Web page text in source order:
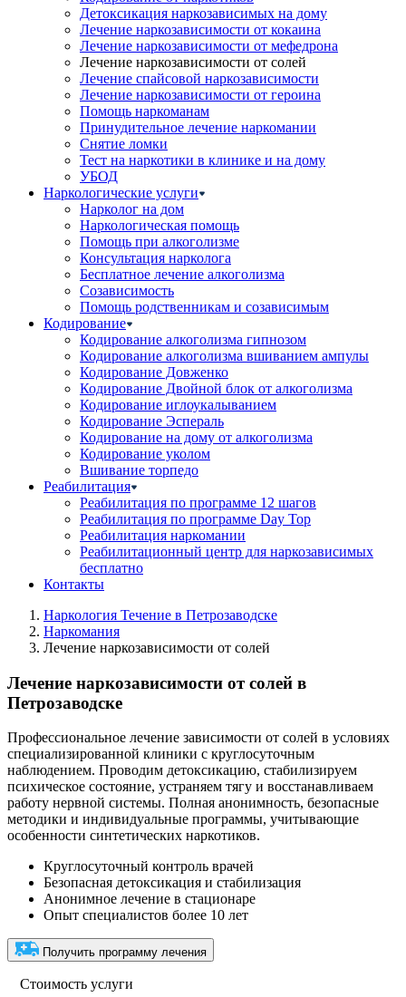
Детоксикация наркозависимых на дому
Лечение наркозависимости от кокаина
Лечение наркозависимости от мефедрона
Лечение наркозависимости от солей
Лечение спайсовой наркозависимости
Лечение наркозависимости от героина
Помощь наркоманам
Принудительное лечение наркомании
Снятие ломки
Тест на наркотики в клинике и на дому
УБОД
Наркологические услуги
Нарколог на дом
Наркологическая помощь
Помощь при алкоголизме
Консультация нарколога
Бесплатное лечение алкоголизма
Созависимость
Помощь родственникам и созависимым
Кодирование
Кодирование алкоголизма гипнозом
Кодирование алкоголизма вшиванием ампулы
Кодирование Довженко
Кодирование Двойной блок от алкоголизма
Кодирование иглоукалыванием
Кодирование Эспераль
Кодирование на дому от алкоголизма
Кодирование уколом
Вшивание торпедо
Реабилитация
Реабилитация по программе 12 шагов
Реабилитация по программе Day Top
Реабилитация наркомании
Реабилитационный центр для наркозависимых
бесплатно
Контакты
Наркология Течение в Петрозаводске
Наркомания
Лечение наркозависимости от солей
Лечение наркозависимости от солей в
Петрозаводске
Профессиональное лечение зависимости от солей в условиях
специализированной клиники с круглосуточным
наблюдением. Проводим детоксикацию, стабилизируем
психическое состояние, устраняем тягу и восстанавливаем
работу нервной системы. Полная анонимность, безопасные
методики и индивидуальные программы, учитывающие
особенности синтетических наркотиков.
Круглосуточный контроль врачей
Безопасная детоксикация и стабилизация
Анонимное лечение в стационаре
Опыт специалистов более 10 лет
Получить программу лечения
Стоимость услуги